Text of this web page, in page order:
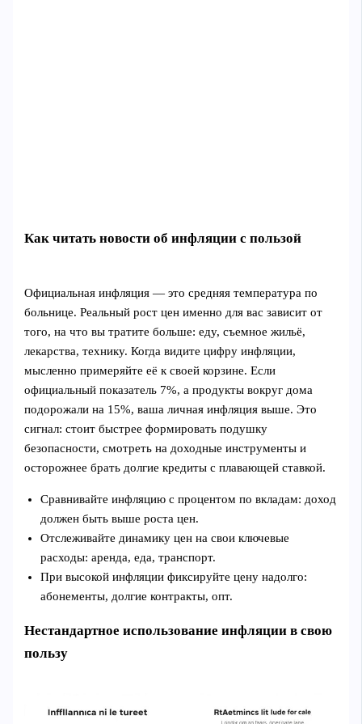
Как читать новости об инфляции с пользой
Официальная инфляция — это средняя температура по
больнице. Реальный рост цен именно для вас зависит от
того, на что вы тратите больше: еду, съемное жильё,
лекарства, технику. Когда видите цифру инфляции,
мысленно примеряйте её к своей корзине. Если
официальный показатель 7%, а продукты вокруг дома
подорожали на 15%, ваша личная инфляция выше. Это
сигнал: стоит быстрее формировать подушку
безопасности, смотреть на доходные инструменты и
осторожнее брать долгие кредиты с плавающей ставкой.
Сравнивайте инфляцию с процентом по вкладам: доход
должен быть выше роста цен.
Отслеживайте динамику цен на свои ключевые
расходы: аренда, еда, транспорт.
При высокой инфляции фиксируйте цену надолго:
абонементы, долгие контракты, опт.
Нестандартное использование инфляции в свою
пользу